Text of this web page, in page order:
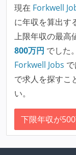
現在 Forkwell
に年収を算出す
上限年収の最高
800万円 でした。
Forkwell Jobs
で求人を探すこ
い。
下限年収が